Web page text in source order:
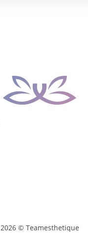
2026 © Teamesthetique